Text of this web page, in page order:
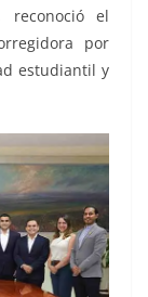
reconoció el
por
estudiantil y